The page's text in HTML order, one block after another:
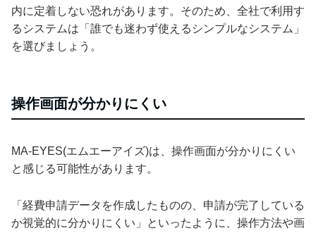
内に定着しない恐れがあります。そのため、全社で利用す
るシステムは「誰でも迷わず使えるシンプルなシステム」
を選びましょう。
操作画面が分かりにくい
MA-EYES(エムエーアイズ)は、操作画面が分かりにくい
と感じる可能性があります。
「経費申請データを作成したものの、申請が完了している
か視覚的に分かりにくい」といったように、操作方法や画